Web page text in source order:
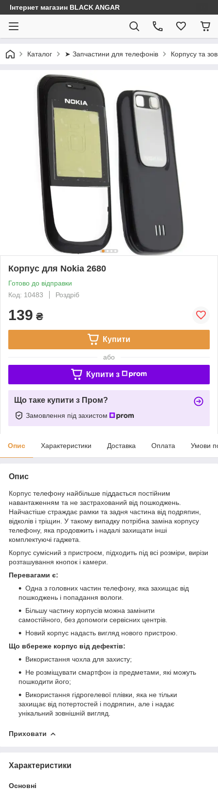
Інтернет магазин BLACK ANGAR
Каталог ➤ Запчастини для телефонів Корпусу та
Корпус для Nokia 2680
Готово до відправки
Код: 10483
Роздріб
139 ₴
Купити
або
Купити з
Що таке купити з Пром?
Замовлення під захистом
Опис Характеристики Доставка Оплата Умови
Опис
Корпус телефону найбільше піддається постійним
навантаженням та не застрахований від пошкоджень.
Найчастіше страждає рамки та задня частина від подряпин,
відколів і тріщин. У такому випадку потрібна заміна корпусу
телефону, яка продовжить і надалі захищати інші
комплектуючі гаджета.
Корпус сумісний з пристроєм, підходить під всі розміри, вирізи
розташування кнопок і камери
Перевагами є:
Одна з головних частин телефону, яка захищає від
пошкоджень і попадання вологи.
Більшу частину корпусів можна замінити
самостійного, без допомоги сервісних центрів.
Новий корпус надасть вигляд нового пристрою.
Що вбереже корпус від дефектів:
Використання чохла для захисту;
Не розміщувати смартфон із предметами, які можуть
пошкодити його;
Використання гідрогелевої плівки, яка не тільки
захищає від потертостей і подряпин, але і надає
унікальний зовнішній вигляд.
Приховати
Характеристики
Основні